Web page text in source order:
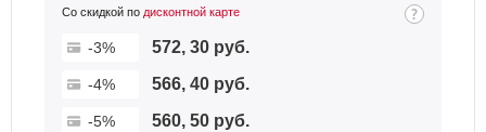
Со скидкой по дисконтной карте
-3% 572, 30 руб.
-4% 566, 40 руб.
-5% 560, 50 руб.